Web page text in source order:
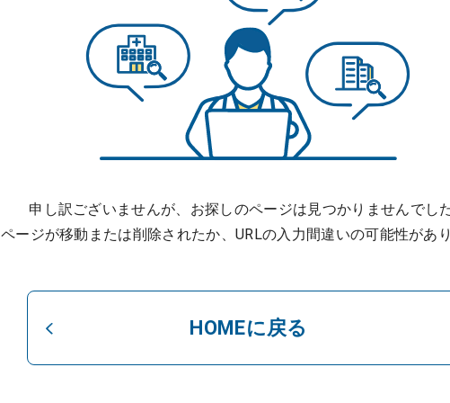
申し訳ございませんが、お探しのページは見つかりませんでした
ページが移動または削除されたか、URLの入力間違いの可能性があり
HOMEに戻る